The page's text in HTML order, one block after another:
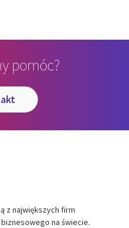
pomóc?
z największych firm
na świecie.